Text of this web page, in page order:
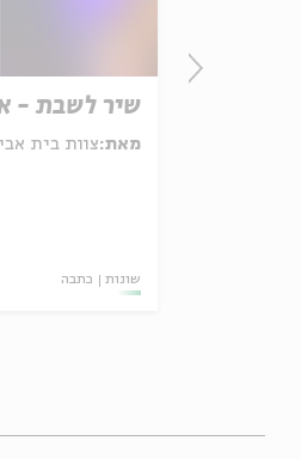
שיר לשבת -
מאת:צוות בית
שונות כתבה